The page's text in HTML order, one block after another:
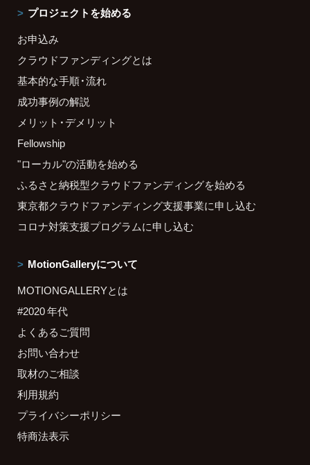
プロジェクトを始める
お申込み
クラウドファンディングとは
基本的な手順・流れ
成功事例の解説
メリット・デメリット
Fellowship
"ローカル"の活動を始める
ふるさと納税型クラウドファンディングを始める
東京都クラウドファンディング支援事業に申し込む
コロナ対策支援プログラムに申し込む
MotionGalleryについて
MOTIONGALLERYとは
#2020 年代
よくあるご質問
お問い合わせ
取材のご相談
利用規約
プライバシーポリシー
特商法表示